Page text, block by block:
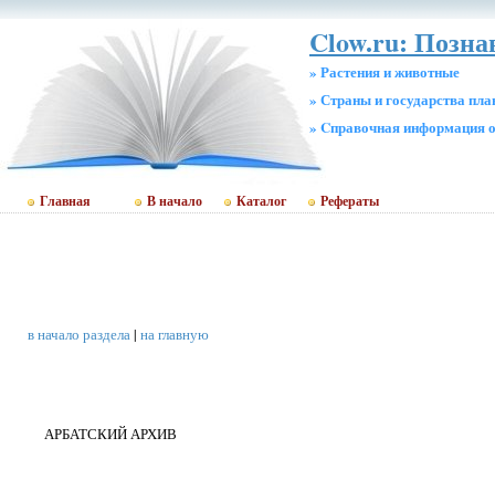
Clow.ru:
» Растения и животные
» Страны и государства
» Cправочная информация
Главная В начало Каталог Рефераты
в начало раздела| на главную
АРБАТСКИЙ АРХИВ